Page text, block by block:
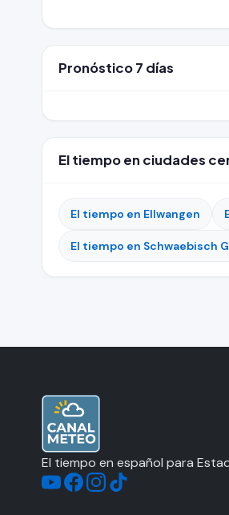
Pronóstico 7 días
El tiempo en ciudades
El tiempo en Ellwangen
El tiempo en Schwaebisch
El tiempo en español para